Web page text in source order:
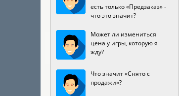
есть только «Предзаказ» -
что это значит?
Может ли измениться
цена у игры, которую я
жду?
Что значит «Снято с
продажи»?